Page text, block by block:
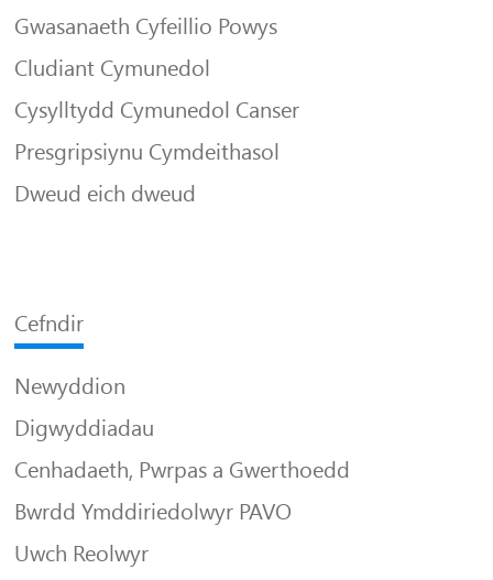
Gwasanaeth Cyfeillio Powys
Cludiant Cymunedol
Cysylltydd Cymunedol Canser
Presgripsiynu Cymdeithasol
Dweud eich dweud
Cefndir
Newyddion
Digwyddiadau
Cenhadaeth, Pwrpas a Gwerthoedd
Bwrdd Ymddiriedolwyr PAVO
Uwch Reolwyr